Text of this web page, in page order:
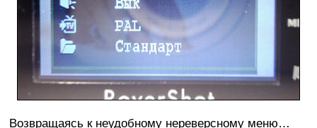
Возвращаясь к неудобному нереверсному меню…